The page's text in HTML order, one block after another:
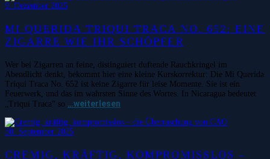
9. Dezember 2025
MI QUERIDA TRIQUI TRACA NO. 652: EINE
ZIGARRE WIE IHR SCHÖPFER
Wer bei Zigarren an feine, distinguiert duftende Rauchkringel im
Abendlicht denkt, bekommt hier eine kleine Kurskorrektur: Die Mi Querida
Triqui Traca No. 652 ist keine Zigarre für leise Momente. Sie ist ein
Feuerwerk, und das im wahrsten Sinne des Wortes. In Nicaragua bedeutet
„Triqui Traca“ so …weiterlesen
30. September 2025
CREMIG, KRÄFTIG, KOMPROMISSLOS –